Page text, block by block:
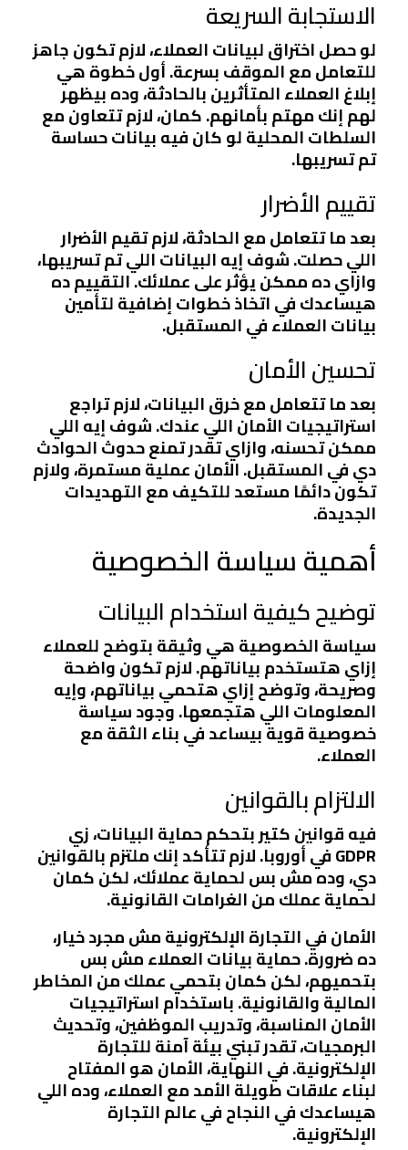
الاستجابة السريعة
لو حصل اختراق لبيانات العملاء، لازم تكون جاهز
للتعامل مع الموقف بسرعة. أول خطوة هي
إبلاغ العملاء المتأثرين بالحادثة، وده بيظهر
لهم إنك مهتم بأمانهم. كمان، لازم تتعاون مع
السلطات المحلية لو كان فيه بيانات حساسة
تم تسريبها.
تقييم الأضرار
بعد ما تتعامل مع الحادثة، لازم تقيم الأضرار
اللي حصلت. شوف إيه البيانات اللي تم تسريبها،
وازاي ده ممكن يؤثر على عملائك. التقييم ده
هيساعدك في اتخاذ خطوات إضافية لتأمين
بيانات العملاء في المستقبل.
تحسين الأمان
بعد ما تتعامل مع خرق البيانات، لازم تراجع
استراتيجيات الأمان اللي عندك. شوف إيه اللي
ممكن تحسنه، وازاي تقدر تمنع حدوث الحوادث
دي في المستقبل. الأمان عملية مستمرة، ولازم
تكون دائمًا مستعد للتكيف مع التهديدات
الجديدة.
أهمية سياسة الخصوصية
توضيح كيفية استخدام البيانات
سياسة الخصوصية هي وثيقة بتوضح للعملاء
إزاي هتستخدم بياناتهم. لازم تكون واضحة
وصريحة، وتوضح إزاي هتحمي بياناتهم، وإيه
المعلومات اللي هتجمعها. وجود سياسة
خصوصية قوية بيساعد في بناء الثقة مع
العملاء.
الالتزام بالقوانين
فيه قوانين كتير بتحكم حماية البيانات، زي
GDPR في أوروبا. لازم تتأكد إنك ملتزم بالقوانين
دي، وده مش بس لحماية عملائك، لكن كمان
لحماية عملك من الغرامات القانونية.
الأمان في التجارة الإلكترونية مش مجرد خيار،
ده ضرورة. حماية بيانات العملاء مش بس
بتحميهم، لكن كمان بتحمي عملك من المخاطر
المالية والقانونية. باستخدام استراتيجيات
الأمان المناسبة، وتدريب الموظفين، وتحديث
البرمجيات، تقدر تبني بيئة آمنة للتجارة
الإلكترونية. في النهاية، الأمان هو المفتاح
لبناء علاقات طويلة الأمد مع العملاء، وده اللي
هيساعدك في النجاح في عالم التجارة
الإلكترونية.